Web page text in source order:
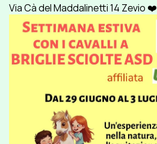
Via Cà del Maddalinetti 14 Zevio ❤️